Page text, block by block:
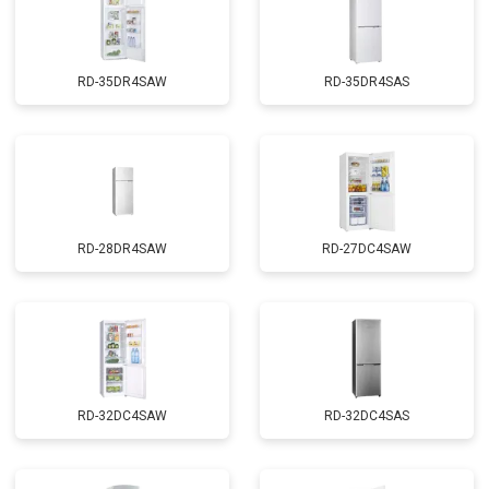
RD-35DR4SAW RD-35DR4SAS
RD-28DR4SAW RD-27DC4SAW
RD-32DC4SAW RD-32DC4SAS